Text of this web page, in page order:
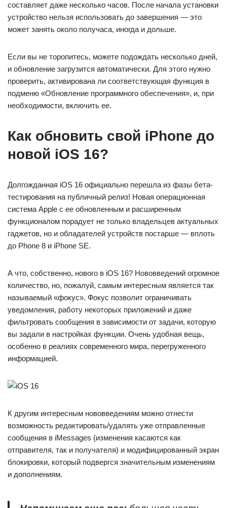
составляет даже несколько часов. После начала установки
устройство нельзя использовать до завершения — это
может занять около получаса, иногда и дольше.
Если вы не торопитесь, можете подождать несколько дней,
и обновление загрузится автоматически. Для этого нужно
проверить, активирована ли соответствующая функция в
подменю «Обновление программного обеспечения», и, при
необходимости, включить ее.
Как обновить свой iPhone до
новой iOS 16?
Долгожданная iOS 16 официально перешла из фазы бета-
тестирования на публичный релиз! Новая операционная
система Apple с ее обновленным и расширенным
функционалом порадует не только владельцев актуальных
гаджетов, но и обладателей устройств постарше — вплоть
до Phone 8 и iPhone SE.
А что, собственно, нового в iOS 16? Нововведений огромное
количество, но, пожалуй, самым интересным является так
называемый «фокус». Фокус позволит ограничивать
уведомления, работу некоторых приложений и даже
фильтровать сообщения в зависимости от задачи, которую
вы задали в настройках функции. Очень удобная вещь,
особенно в реалиях современного мира, перегруженного
информацией.
К другим интересным нововведениям можно отнести
возможность редактировать/удалять уже отправленные
сообщения в iMessages (изменения касаются как
отправителя, так и получателя) и модифицированный экран
блокировки, который подвергся значительным изменениям
и дополнениям.